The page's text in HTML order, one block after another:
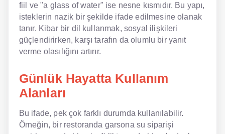
Gizlilik Politikası
Bize Ulaşın
fiil ve "a glass of water" ise nesne kısmıdır. Bu yapı,
isteklerin nazik bir şekilde ifade edilmesine olanak
tanır. Kibar bir dil kullanmak, sosyal ilişkileri
güçlendirirken, karşı tarafın da olumlu bir yanıt
verme olasılığını artırır.
Günlük Hayatta Kullanım
Alanları
Bu ifade, pek çok farklı durumda kullanılabilir.
Örneğin, bir restoranda garsona su siparişi